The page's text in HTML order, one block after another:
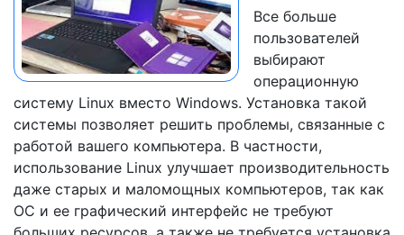
Все больше
пользователей
выбирают
операционную
систему Linux вместо Windows. Установка такой
системы позволяет решить проблемы, связанные с
работой вашего компьютера. В частности,
использование Linux улучшает производительность
даже старых и маломощных компьютеров, так как
ОС и ее графический интерфейс не требуют